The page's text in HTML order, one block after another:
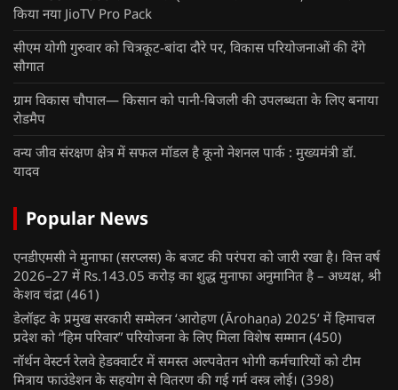
किया नया JioTV Pro Pack
सीएम योगी गुरुवार को चित्रकूट-बांदा दौरे पर, विकास परियोजनाओं की देंगे
सौगात
ग्राम विकास चौपाल— किसान को पानी-बिजली की उपलब्धता के लिए बनाया
रोडमैप
वन्य जीव संरक्षण क्षेत्र में सफल मॉडल है कूनो नेशनल पार्क : मुख्यमंत्री डॉ.
यादव
Popular News
एनडीएमसी ने मुनाफा (सरप्लस) के बजट की परंपरा को जारी रखा है। वित्त वर्ष
2026–27 में Rs.143.05 करोड़ का शुद्ध मुनाफा अनुमानित है – अध्यक्ष, श्री
केशव चंद्रा (461)
डेलॉइट के प्रमुख सरकारी सम्मेलन ‘आरोहण (Ārohaṇa) 2025’ में हिमाचल
प्रदेश को “हिम परिवार” परियोजना के लिए मिला विशेष सम्मान (450)
नॉर्थन वेस्टर्न रेलवे हेडक्वार्टर में समस्त अल्पवेतन भोगी कर्मचारियों को टीम
मित्राय फाउंडेशन के सहयोग से वितरण की गई गर्म वस्त्र लोई। (398)